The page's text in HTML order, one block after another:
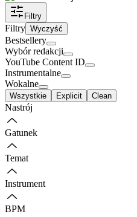
Filtry
Filtry Wyczyść
Bestsellery
Wybór redakcji
YouTube Content ID
Instrumentalne
Wokalne
Wszystkie Explicit Clean
Nastrój
Gatunek
Temat
Instrument
BPM